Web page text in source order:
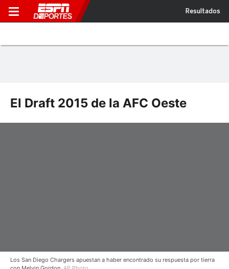
Resultados
El Draft 2015 de la AFC Oeste
Los San Diego Chargers apuestan a haber encontrado su respuesta por tierra